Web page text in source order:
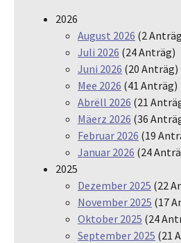
2026
August 2026 (2
Juli 2026 (24 Anträg)
Juni 2026 (20 Anträg)
Mee 2026 (41 Anträg)
Abrëll 2026 (21
Mäerz 2026 (36
Februar 2026 (19
Januar 2026 (24
2025
Dezember 2025 (22
November 2025 (17
Oktober 2025 (24
September 2025 (21